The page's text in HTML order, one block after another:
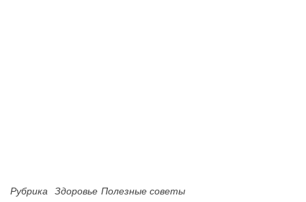
Рубрика Здоровье Полезные советы